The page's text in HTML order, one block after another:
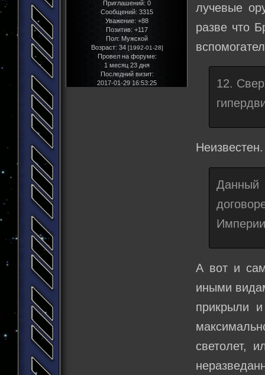
Приглашений: 0
Сообщений: 3315
Уважение: +88
Позитив: +117
Пол: Мужской
Возраст: 34 [1992-01-28]
Провел на форуме:
1 месяц 23 дня
Последний визит:
2017-01-29 16:53:25
лучевые
разве что
12.
Империи
А вот и
иными
прикрыли
светолет,